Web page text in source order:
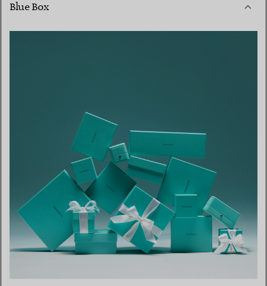
Blue Box